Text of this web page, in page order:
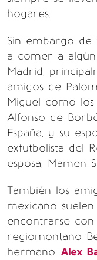
hogares.
Sin embargo de
a comer a
Madrid,
amigos de
Miguel como
Alfonso de
España, y su
exfutbolista del
esposa, Mamen
También los
mexicano
encontrarse
regiomontano
hermano, Alex